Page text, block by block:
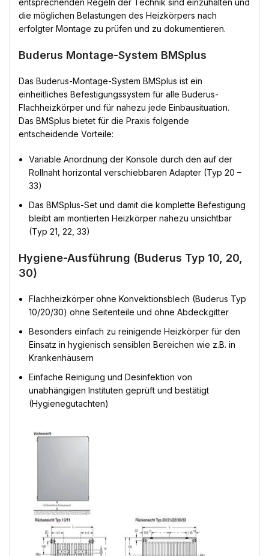
die möglichen Belastungen des Heizkörpers nach
erfolgter Montage zu prüfen und zu dokumentieren.
Buderus Montage-System BMSplus
Das Buderus-Montage-System BMSplus ist ein
einheitliches Befestigungssystem für alle Buderus-
Flachheizkörper und für nahezu jede Einbausituation.
Das BMSplus bietet für die Praxis folgende
entscheidende Vorteile:
Variable Anordnung der Konsole durch den auf der
Rollnaht horizontal verschiebbaren Adapter (Typ 20 –
33)
Das BMSplus-Set und damit die komplette Befestigung
bleibt am montierten Heizkörper nahezu unsichtbar
(Typ 21, 22, 33)
Hygiene-Ausführung (Buderus Typ 10, 20,
30)
Flachheizkörper ohne Konvektionsblech (Buderus Typ
10/20/30) ohne Seitenteile und ohne Abdeckgitter
Besonders einfach zu reinigende Heizkörper für den
Einsatz in hygienisch sensiblen Bereichen wie z.B. in
Krankenhäusern
Einfache Reinigung und Desinfektion von
unabhängigen Instituten geprüft und bestätigt
(Hygienegutachten)